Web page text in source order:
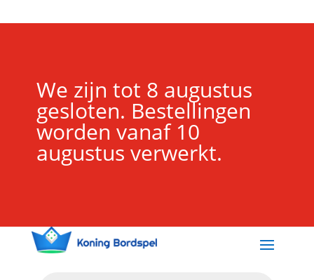
We zijn tot 8 augustus
gesloten. Bestellingen
worden vanaf 10
augustus verwerkt.